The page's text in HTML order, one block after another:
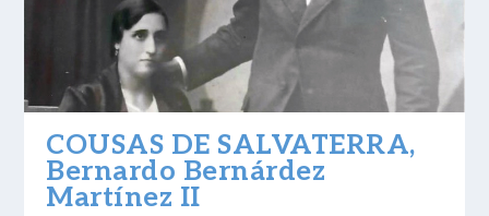
COUSAS DE SALVATERRA,
Bernardo Bernárdez
Martínez II